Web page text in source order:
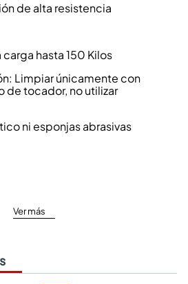
de alta resistencia
hasta 150 Kilos
Limpiar únicamente con
de tocador, no utilizar
ni esponjas abrasivas
Ver más